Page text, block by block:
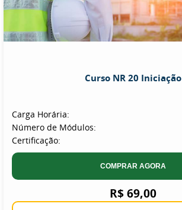
Curso NR 20 Iniciação
Carga Horária:
Número de Módulos:
Certificação:
COMPRAR AGORA
R$ 69,00